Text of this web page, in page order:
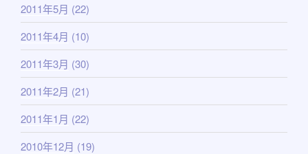
2011年5月 (22)
2011年4月 (10)
2011年3月 (30)
2011年2月 (21)
2011年1月 (22)
2010年12月 (19)